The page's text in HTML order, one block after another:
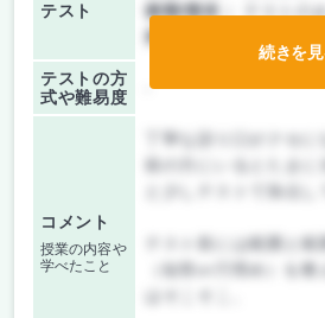
テスト
後期/期末：
テストの方
式や難易度
-
コメント
授業の内容や
学べたこと
テスト前には範囲と範
続きを見